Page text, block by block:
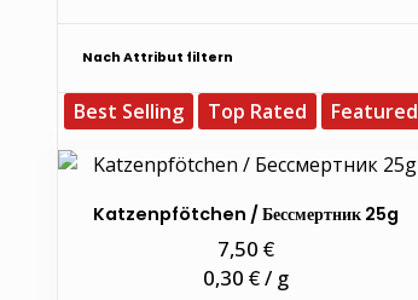
Nach Attribut filtern
Best Selling Top Rated Featured
Katzenpfötchen / Бессмертник 25g
7,50 €
0,30 €/ g